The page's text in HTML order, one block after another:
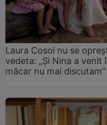
Laura Cosoi nu se
vedeta: „Și Nina a
măcar nu mai discutam”